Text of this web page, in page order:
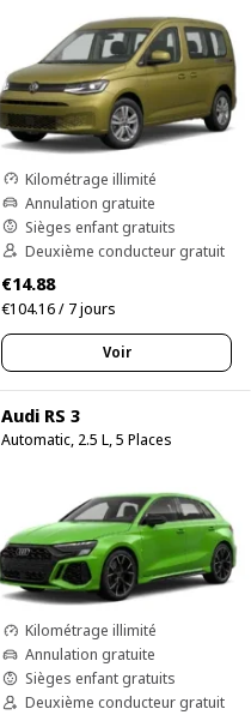
Kilométrage illimité
Annulation gratuite
Sièges enfant gratuits
Deuxième conducteur gratuit
€14.88
€104.16 / 7 jours
Voir
Audi RS 3
Automatic, 2.5 L, 5 Places
Kilométrage illimité
Annulation gratuite
Sièges enfant gratuits
Deuxième conducteur gratuit